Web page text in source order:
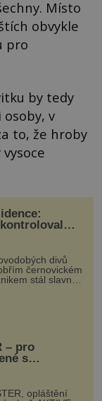
Místo
obvykle
pro
by tedy
v
to, že hroby
divů
černovickém
stál slavný
Hlávka. Ten si
záležet. Jeho
– pro
s
opláštění